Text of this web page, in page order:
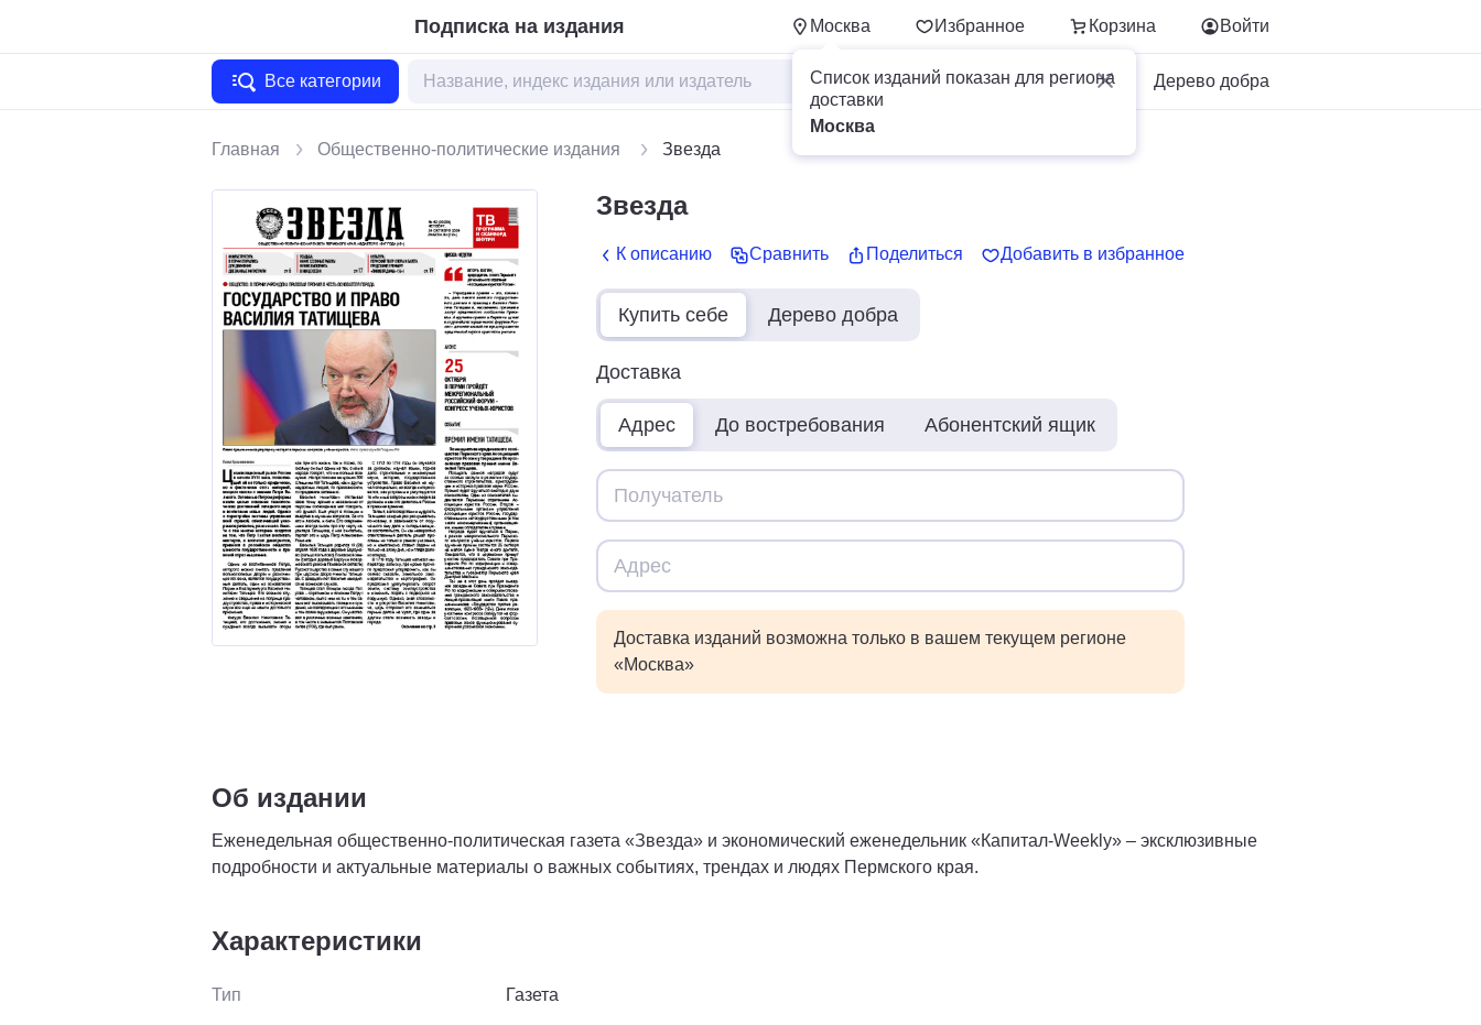
Подписка на издания Москва Избранное Корзина
Список изданий показан для региона
доставки
Москва
Войти
Все категории Для бизнеса Дерево добра
Главная Общественно-политические издания Звезда
Звезда
К описанию Сравнить Поделиться Добавить в избранное
Купить себе Дерево добра
Доставка
Адрес До востребования Абонентский ящик
Доставка изданий возможна только в вашем текущем регионе
«Москва»
Об издании
Еженедельная общественно-политическая газета «Звезда» и экономический еженедельник «Капитал-Weekly» – эксклюзивные
подробности и актуальные материалы о важных событиях, трендах и людях Пермского края.
Характеристики
Тип Газета